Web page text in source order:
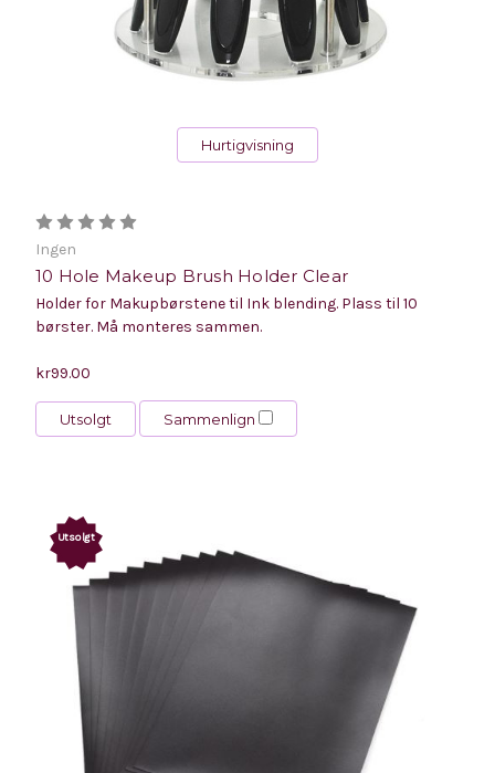
Hurtigvisning
Ingen
10 Hole Makeup Brush Holder Clear
Holder for Makupbørstene til Ink blending. Plass til 10
børster. Må monteres sammen.
kr99.00
Utsolgt Sammenlign
Utsolgt